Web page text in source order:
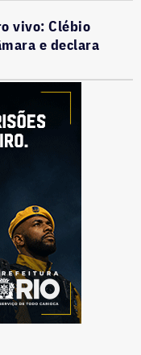
vivo: Clébio
e declara